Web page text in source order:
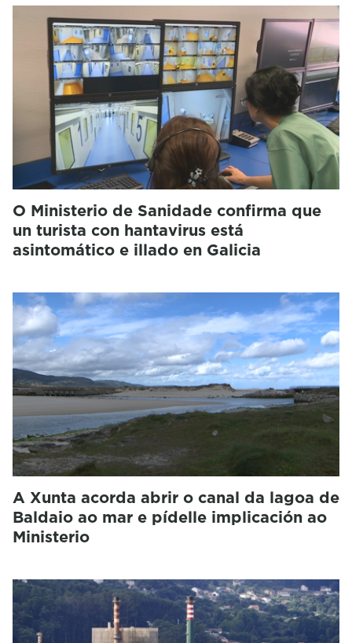
O Ministerio de Sanidade confirma que
un turista con hantavirus está
asintomático e illado en Galicia
A Xunta acorda abrir o canal da lagoa de
Baldaio ao mar e pídelle implicación ao
Ministerio